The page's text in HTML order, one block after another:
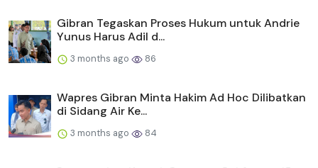
Gibran Tegaskan Proses Hukum untuk Andrie
Yunus Harus Adil d...
3 months ago 86
Wapres Gibran Minta Hakim Ad Hoc Dilibatkan
di Sidang Air Ke...
3 months ago 84